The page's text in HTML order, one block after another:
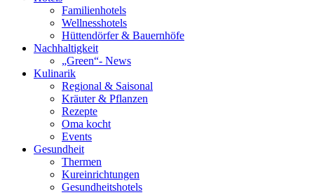
Familienhotels
Wellnesshotels
Hüttendörfer & Bauernhöfe
Nachhaltigkeit
„Green“- News
Kulinarik
Regional & Saisonal
Kräuter & Pflanzen
Rezepte
Oma kocht
Events
Gesundheit
Thermen
Kureinrichtungen
Gesundheitshotels